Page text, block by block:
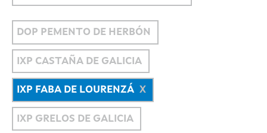
DOP PEMENTO DE HERBÓN
IXP CASTAÑA DE GALICIA
IXP FABA DE LOURENZÁ
IXP GRELOS DE GALICIA